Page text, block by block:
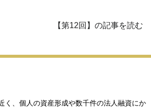
【第12回】の記事を読む
く、個人の資産形成や数千件の法人融資にか